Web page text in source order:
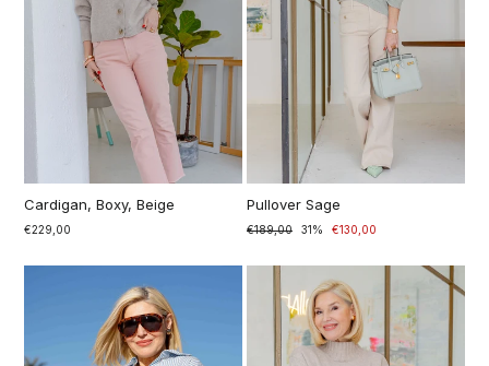
Cardigan, Boxy, Beige
€229,00
Pullover Sage
Prezzo
€189,00
Prezzo
31% €130,00